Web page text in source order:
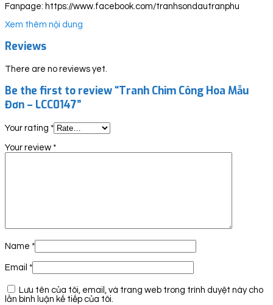
Fanpage: https://www.facebook.com/tranhsondautranphu
Xem thêm nội dung
Reviews
There are no reviews yet.
Be the first to review “Tranh Chim Công Hoa Mẫu
Đơn – LCC0147”
Your rating *
Your review *
Name *
Email *
Lưu tên của tôi, email, và trang web trong trình duyệt này cho
lần bình luận kế tiếp của tôi.